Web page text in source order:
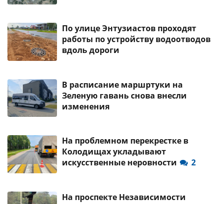
По улице Энтузиастов проходят
работы по устройству водоотводов
вдоль дороги
В расписание маршртуки на
Зеленую гавань снова внесли
изменения
На проблемном перекрестке в
Колодищах укладывают
искусственные неровности
2
На проспекте Независимости